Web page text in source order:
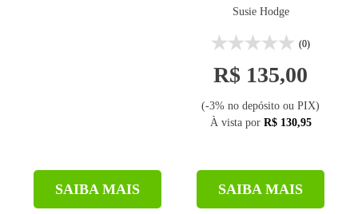
SAIBA MAIS
Susie Hodge
(0)
R$ 135,00
(-3% no depósito ou PIX)
À vista por R$ 130,95
SAIBA MAIS